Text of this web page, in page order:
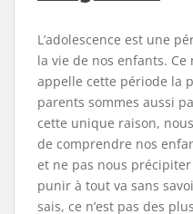
L’adolescence est une
la vie de nos enfants. Ce
appelle cette période la
parents sommes aussi
cette unique raison,
de comprendre nos
et ne pas nous
punir à tout va sans
sais, ce n’est pas des